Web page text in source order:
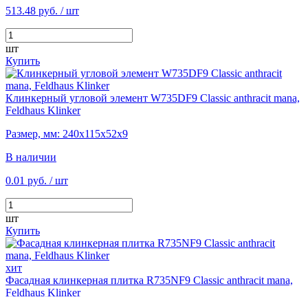
513.48 руб. / шт
шт
Купить
Клинкерный угловой элемент W735DF9 Classic anthracit mana,
Feldhaus Klinker
Размер, мм: 240х115х52х9
В наличии
0.01 руб. / шт
шт
Купить
хит
Фасадная клинкерная плитка R735NF9 Classic anthracit mana,
Feldhaus Klinker